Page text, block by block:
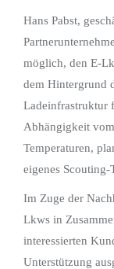
Hans Pabst,
möglich, den E-
dem Hintergrund
Ladeinfrastruktur
Abhängigkeit
Temperaturen,
eigenes Scouting-
Im Zuge der
Lkws in
interessierten
Unterstützung